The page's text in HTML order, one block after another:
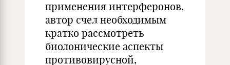
применения интерферонов,
автор счел необходимым
кратко рассмотреть
биолонические аспекты
противовирусной,